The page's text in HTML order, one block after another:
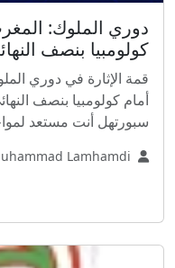
دوري الملوك:
كولومبيا بنصف
قمة الإثارة في دوري
أمام كولومبيا بنصف
سبورتهل أنت مستعد